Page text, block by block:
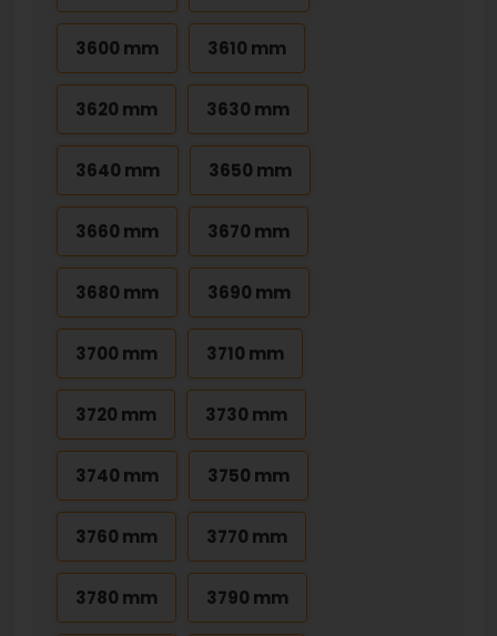
3600 mm 3610 mm
3620 mm 3630 mm
3640 mm 3650 mm
3660 mm 3670 mm
3680 mm 3690 mm
3700 mm 3710 mm
3720 mm 3730 mm
3740 mm 3750 mm
3760 mm 3770 mm
3780 mm 3790 mm